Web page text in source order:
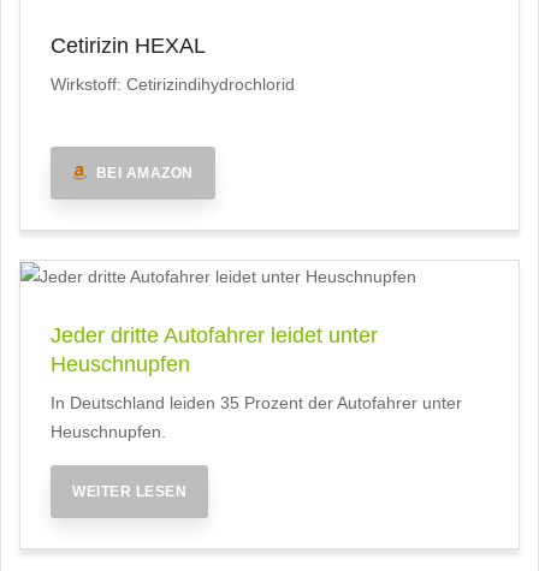
Cetirizin HEXAL
Wirkstoff: Cetirizindihydrochlorid
BEI AMAZON
Jeder dritte Autofahrer leidet unter
Heuschnupfen
In Deutschland leiden 35 Prozent der Autofahrer unter
Heuschnupfen.
WEITER LESEN